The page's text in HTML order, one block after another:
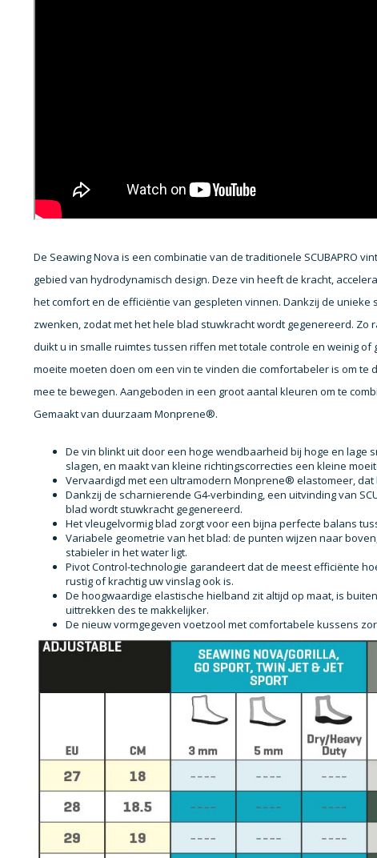
De Seawing Nova is een combinatie van de traditionele SCUBAPRO
gebied van hydrodynamisch design. Deze vin heeft de kracht,
het comfort en de efficiëntie van gespleten vinnen. Dankzij de
zwenken, zodat met het hele blad stuwkracht wordt gegenereerd.
duikt u in smalle ruimtes tussen riffen met totale controle en weinig
moeite moeten doen om een vin te vinden die comfortabeler is om
mee te bewegen. Aangeboden in een groot aantal kleuren om te
Gemaakt van duurzaam Monprene®.
De vin blinkt uit door een hoge wendbaarheid bij hoge en lage
slagen, en maakt van kleine richtingscorrecties een kleine
Vervaardigd met een ultramodern Monprene® elastomeer,
Dankzij de scharnierende G4-verbinding, een uitvinding van
blad wordt stuwkracht gegenereerd.
Het vleugelvormig blad zorgt voor een bijna perfecte balans
Variabele geometrie van het blad: de punten wijzen naar
stabieler in het water ligt.
Pivot Control-technologie garandeert dat de meest efficiënte
rustig of krachtig uw vinslag ook is.
De hoogwaardige elastische hielband zit altijd op maat, is
uittrekken des te makkelijker.
De nieuw vormgegeven voetzool met comfortabele kussens